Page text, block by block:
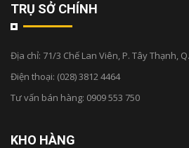
TRỤ SỞ CHÍNH
Địa chỉ: 71/3 Chế Lan Viên, P. Tây Thạnh,
Điện thoại: (028) 3812 4464
Tư vấn bán hàng: 0909 553 750
KHO HÀNG